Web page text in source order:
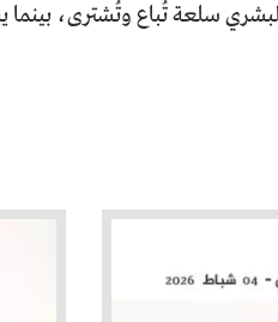
سلعة تُباع وتُشترى،